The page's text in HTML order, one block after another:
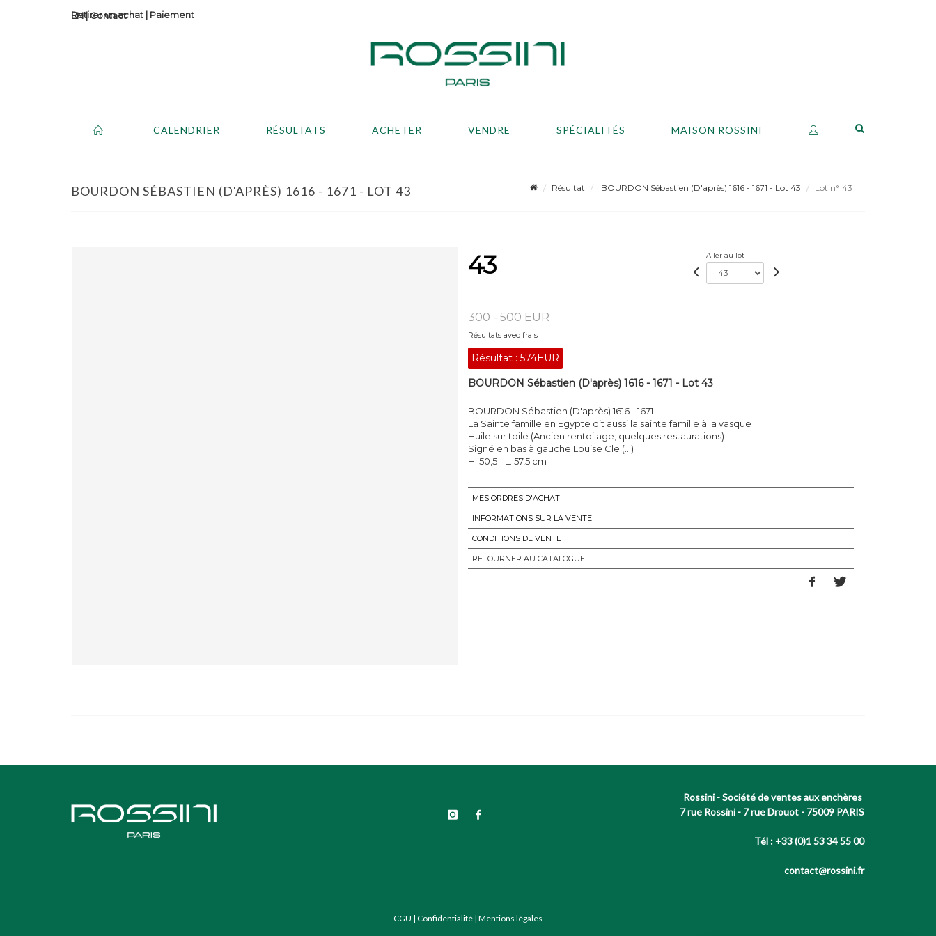
Contact
Retirer un achat | Paiement
CALENDRIER RÉSULTATS ACHETER VENDRE SPÉCIALITÉS MAISON ROSSINI
BOURDON SÉBASTIEN (D'APRÈS) 1616 - 1671 - LOT 43 Résultat BOURDON Sébastien (D'après) 1616 - 1671 - Lot 43 Lot n° 43
43 Aller au lot
300 - 500 EUR
Résultats avec frais
Résultat : 574EUR
BOURDON Sébastien (D'après) 1616 - 1671 - Lot 43
BOURDON Sébastien (D'après) 1616 - 1671
La Sainte famille en Egypte dit aussi la sainte famille à la vasque
Huile sur toile (Ancien rentoilage; quelques restaurations)
Signé en bas à gauche Louise Cle (...)
H. 50,5 - L. 57,5 cm
MES ORDRES D'ACHAT
INFORMATIONS SUR LA VENTE
CONDITIONS DE VENTE
RETOURNER AU CATALOGUE
Rossini - Société de ventes aux enchères
7 rue Rossini - 7 rue Drouot - 75009 PARIS
Tél : +33 (0)1 53 34 55 00
contact@rossini.fr
CGU | Confidentialité | Mentions légales